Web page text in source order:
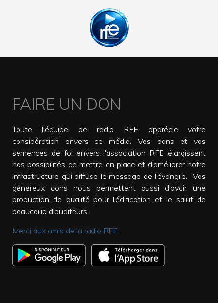
FAIRE UN DON
Toute l'équipe de radio RFE apprécie votre
considération envers ce média. Vos dons et vos
semences de foi envers l'association RFE élargissent
nos possibilités de mettre en place et d’améliorer notre
infrastructure qui diffuse le message de l’évangile. Vos
généreux dons nous permettent aussi d’avoir une
production de qualité pour l’édification et le salut de
beaucoup d'auditeurs.
Merci aux amis de la radio RFE.